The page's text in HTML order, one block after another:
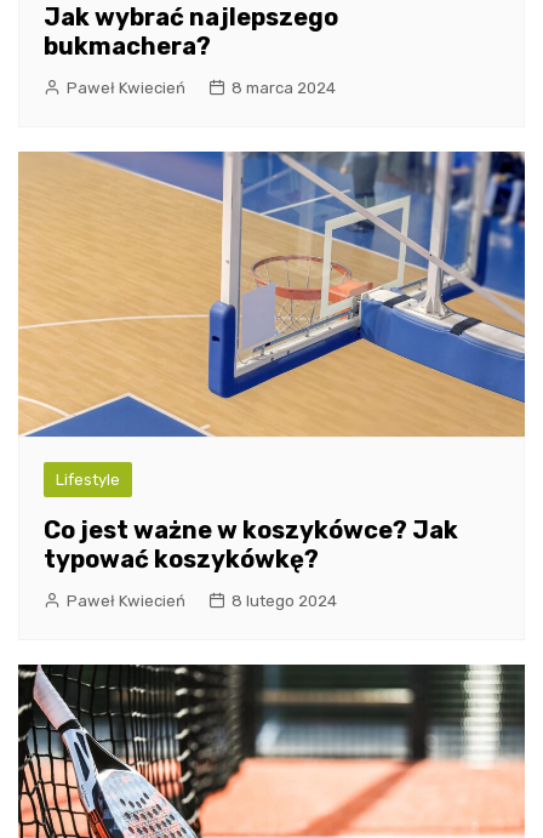
Jak wybrać najlepszego
bukmachera?
Paweł Kwiecień 8 marca 2024
Lifestyle
Co jest ważne w koszykówce? Jak
typować koszykówkę?
Paweł Kwiecień 8 lutego 2024